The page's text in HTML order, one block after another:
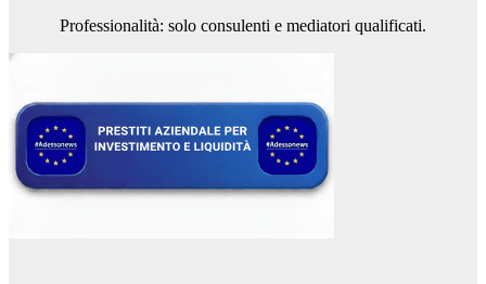
Professionalità: solo consulenti e mediatori qualificati.